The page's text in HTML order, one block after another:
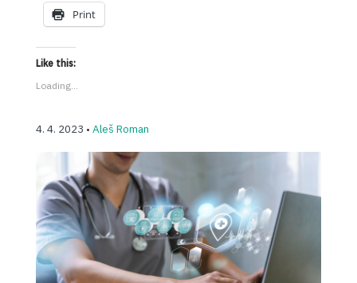
Print
Like this:
Loading...
4. 4. 2023 • Aleš Roman